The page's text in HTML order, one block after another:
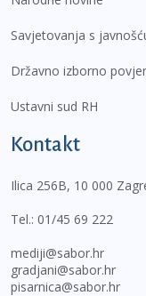
Savjetovanja s
Državno izborno
Ustavni sud RH
Kontakt
Ilica 256B, 10 000
Tel.: 01/45 69 222
mediji@sabor.hr
gradjani@sabor.hr
pisarnica@sabor.hr